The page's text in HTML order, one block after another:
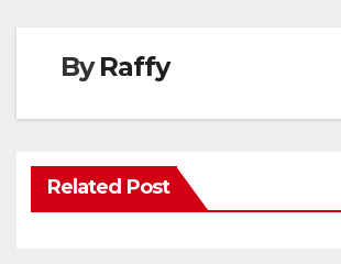
ByRaffy
Related Post